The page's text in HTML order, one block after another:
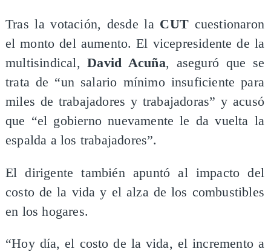
Tras la votación, desde la CUT cuestionaron
el monto del aumento. El vicepresidente de la
multisindical,David Acuña, aseguró que se
trata de “un salario mínimo insuficiente para
miles de trabajadores y trabajadoras” y acusó
que “el gobierno nuevamente le da vuelta la
espalda a los trabajadores”.
El dirigente también apuntó al impacto del
costo de la vida y el alza de los combustibles
en los hogares.
“Hoy día, el costo de la vida, el incremento a